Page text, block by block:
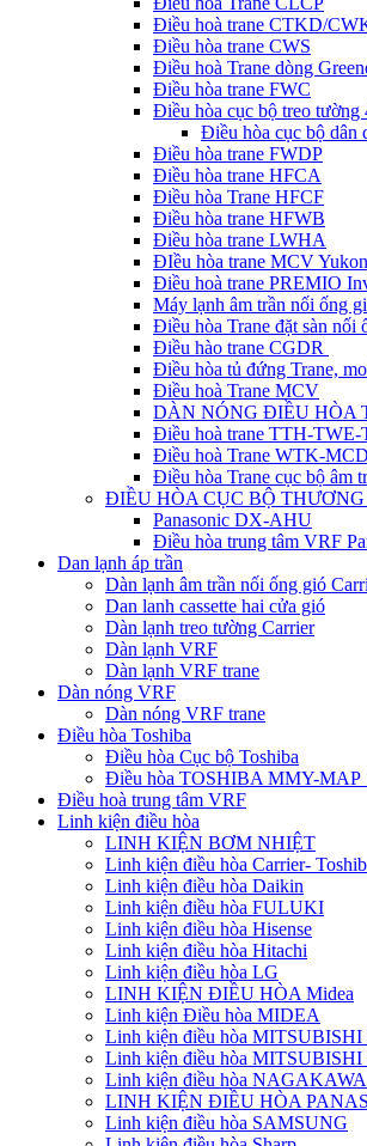
Điều hoà trane CTKD/
Điều hòa trane CWS
Điều hoà Trane dòng
Điều hòa trane FWC
Điều hòa cục bộ treo
Điều hòa cục bộ dân
Điều hòa trane FWDP
Điều hòa trane HFCA
Điều hòa Trane HFCF
Điều hòa trane HFWB
Điều hòa trane LWHA
ĐIều hòa trane MCV Yukon
Điều hoà trane PREMIO
Máy lạnh âm trần nối ống
Điều hòa Trane đặt sàn
Điều hào trane CGDR
Điều hòa tủ đứng Trane,
Điều hoà Trane MCV
DÀN NÓNG ĐIỀU HÒA
Điều hoà trane TTH-TWE-
Điều hoà Trane WTK-
Điều hòa Trane cục bộ âm
ĐIỀU HÒA CỤC BỘ
Panasonic DX-AHU
Điều hòa trung tâm VRF
Dan lạnh áp trần
Dàn lạnh âm trần nối ống gió
Dan lanh cassette hai cửa gió
Dàn lạnh treo tường Carrier
Dàn lạnh VRF
Dàn lạnh VRF trane
Dàn nóng VRF
Dàn nóng VRF trane
Điều hòa Toshiba
Điều hòa Cục bộ Toshiba
Điều hòa TOSHIBA MMY-
Điều hoà trung tâm VRF
Linh kiện điều hòa
LINH KIỆN BƠM NHIỆT
Linh kiện điều hòa Carrier-
Linh kiện điều hòa Daikin
Linh kiện điều hòa FULUKI
Linh kiện điều hòa Hisense
Linh kiện điều hòa Hitachi
Linh kiện điều hòa LG
LINH KIỆN ĐIỀU HÒA Midea
Linh kiện Điều hòa MIDEA
Linh kiện điều hòa
Linh kiện điều hòa
Linh kiện điều hòa NAGAKAWA
LINH KIỆN ĐIỀU HÒA
Linh kiện điều hòa SAMSUNG